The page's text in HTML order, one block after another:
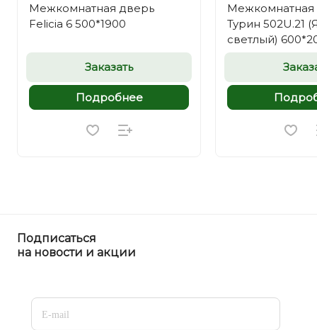
Межкомнатная дверь
Felicia 6 500*1900
Заказать
Подробнее
Межкомнатная
Турин 502U.21
светлый)
Подписаться
на новости и акции